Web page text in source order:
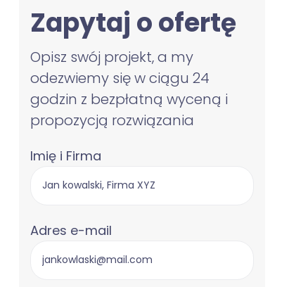
Zapytaj o ofertę
Opisz swój projekt, a my
odezwiemy się w ciągu 24
godzin z bezpłatną wyceną i
propozycją rozwiązania
Imię i Firma
Adres e-mail